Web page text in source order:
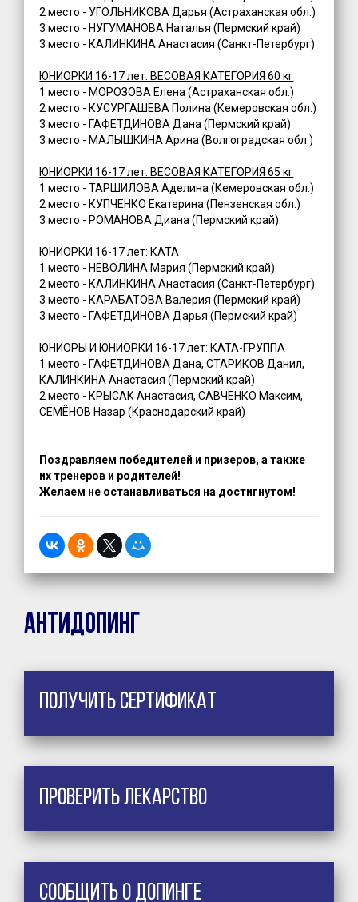
2 место - УГОЛЬНИКОВА Дарья (Астраханская обл.)
3 место - НУГУМАНОВА Наталья (Пермский край)
3 место - КАЛИНКИНА Анастасия (Санкт-Петербург)
ЮНИОРКИ 16-17 лет: ВЕСОВАЯ КАТЕГОРИЯ 60 кг
1 место - МОРОЗОВА Елена (Астраханская обл.)
2 место - КУСУРГАШЕВА Полина (Кемеровская обл.)
3 место - ГАФЕТДИНОВА Дана (Пермский край)
3 место - МАЛЫШКИНА Арина (Волгоградская обл.)
ЮНИОРКИ 16-17 лет: ВЕСОВАЯ КАТЕГОРИЯ 65 кг
1 место - ТАРШИЛОВА Аделина (Кемеровская обл.)
2 место - КУПЧЕНКО Екатерина (Пензенская обл.)
3 место - РОМАНОВА Диана (Пермский край)
ЮНИОРКИ 16-17 лет: КАТА
1 место - НЕВОЛИНА Мария (Пермский край)
2 место - КАЛИНКИНА Анастасия (Санкт-Петербург)
3 место - КАРАБАТОВА Валерия (Пермский край)
3 место - ГАФЕТДИНОВА Дарья (Пермский край)
ЮНИОРЫ И ЮНИОРКИ 16-17 лет: КАТА-ГРУППА
1 место - ГАФЕТДИНОВА Дана, СТАРИКОВ Данил,
КАЛИНКИНА Анастасия (Пермский край)
2 место - КРЫСАК Анастасия, САВЧЕНКО Максим,
СЕМЁНОВ Назар (Краснодарский край)
Поздравляем победителей и призеров, а также
их тренеров и родителей!
Желаем не останавливаться на достигнутом!
Антидопинг
Получить сертификат
Проверить лекарство
Сообщить о допинге